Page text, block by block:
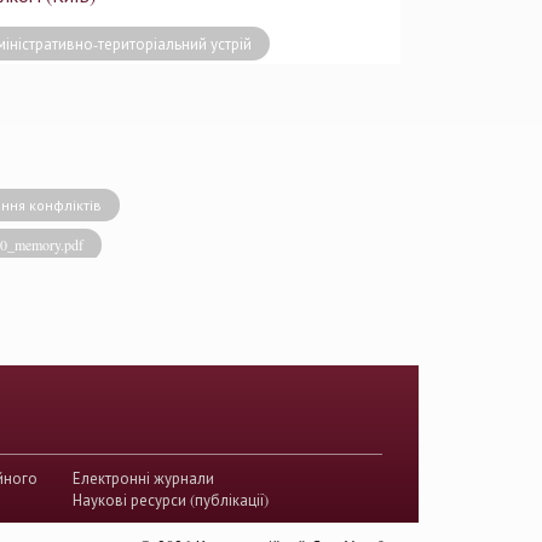
територіальний устрій
конфліктів
акти КСУ
України
судочинства
Електронні журнали
Наукові ресурси (публікації)